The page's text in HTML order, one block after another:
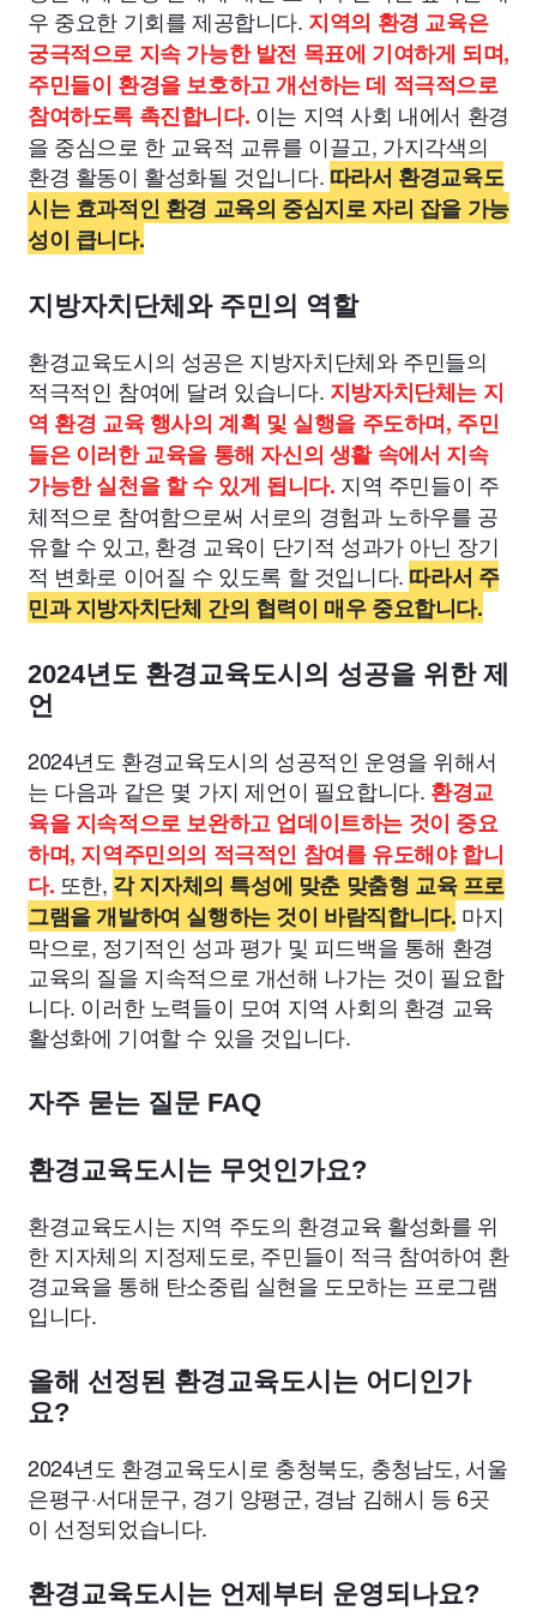
우 중요한 기회를 제공합니다. 지역의 환경 교육은
궁극적으로 지속 가능한 발전 목표에 기여하게 되며,
주민들이 환경을 보호하고 개선하는 데 적극적으로
참여하도록 촉진합니다. 이는 지역 사회 내에서 환경
을 중심으로 한 교육적 교류를 이끌고, 가지각색의
환경 활동이 활성화될 것입니다. 따라서 환경교육도
시는 효과적인 환경 교육의 중심지로 자리 잡을 가능
성이 큽니다.
지방자치단체와 주민의 역할
환경교육도시의 성공은 지방자치단체와 주민들의
적극적인 참여에 달려 있습니다. 지방자치단체는 지
역 환경 교육 행사의 계획 및 실행을 주도하며, 주민
들은 이러한 교육을 통해 자신의 생활 속에서 지속
가능한 실천을 할 수 있게 됩니다. 지역 주민들이 주
체적으로 참여함으로써 서로의 경험과 노하우를 공
유할 수 있고, 환경 교육이 단기적 성과가 아닌 장기
적 변화로 이어질 수 있도록 할 것입니다. 따라서 주
민과 지방자치단체 간의 협력이 매우 중요합니다.
2024년도 환경교육도시의 성공을 위한 제
언
2024년도 환경교육도시의 성공적인 운영을 위해서
는 다음과 같은 몇 가지 제언이 필요합니다. 환경교
육을 지속적으로 보완하고 업데이트하는 것이 중요
하며, 지역주민의의 적극적인 참여를 유도해야 합니
다. 또한, 각 지자체의 특성에 맞춘 맞춤형 교육 프로
그램을 개발하여 실행하는 것이 바람직합니다. 마지
막으로, 정기적인 성과 평가 및 피드백을 통해 환경
교육의 질을 지속적으로 개선해 나가는 것이 필요합
니다. 이러한 노력들이 모여 지역 사회의 환경 교육
활성화에 기여할 수 있을 것입니다.
자주 묻는 질문 FAQ
환경교육도시는 무엇인가요?
환경교육도시는 지역 주도의 환경교육 활성화를 위
한 지자체의 지정제도로, 주민들이 적극 참여하여 환
경교육을 통해 탄소중립 실현을 도모하는 프로그램
입니다.
올해 선정된 환경교육도시는 어디인가
요?
2024년도 환경교육도시로 충청북도, 충청남도, 서울
은평구·서대문구, 경기 양평군, 경남 김해시 등 6곳
이 선정되었습니다.
환경교육도시는 언제부터 운영되나요?